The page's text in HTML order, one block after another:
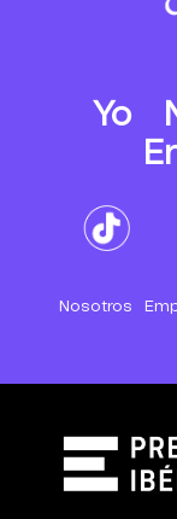
Yo
Nosotros